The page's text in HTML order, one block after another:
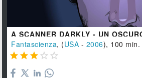
A SCANNER DARKLY - UN
Fantascienza, (USA - 2006), 100 min.
    